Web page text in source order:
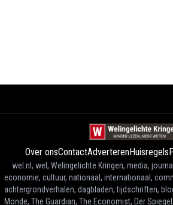
Over onsContactAdverterenHuisregels
wel.nl, wel, Welingelichte Kringen, media,
economie, cultuur, nationaal, internationaal,
achtergrondverhalen, dagbladen, tijdschriften,
Monde, The Guardian, The Economist, Der